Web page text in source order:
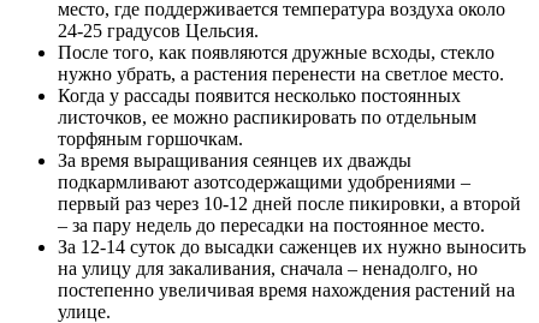
место, где поддерживается температура воздуха около
24-25 градусов Цельсия.
После того, как появляются дружные всходы, стекло
нужно убрать, а растения перенести на светлое место.
Когда у рассады появится несколько постоянных
листочков, ее можно распикировать по отдельным
торфяным горшочкам.
За время выращивания сеянцев их дважды
подкармливают азотсодержащими удобрениями –
первый раз через 10-12 дней после пикировки, а второй
– за пару недель до пересадки на постоянное место.
За 12-14 суток до высадки саженцев их нужно выносить
на улицу для закаливания, сначала – ненадолго, но
постепенно увеличивая время нахождения растений на
улице.